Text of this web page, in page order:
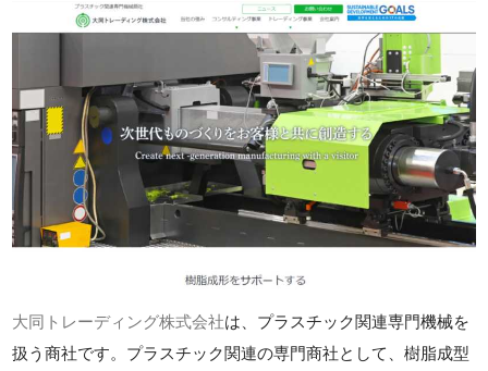
大同トレーディング株式会社は、プラスチック関連専門機械を
扱う商社です。プラスチック関連の専門商社として、樹脂成型